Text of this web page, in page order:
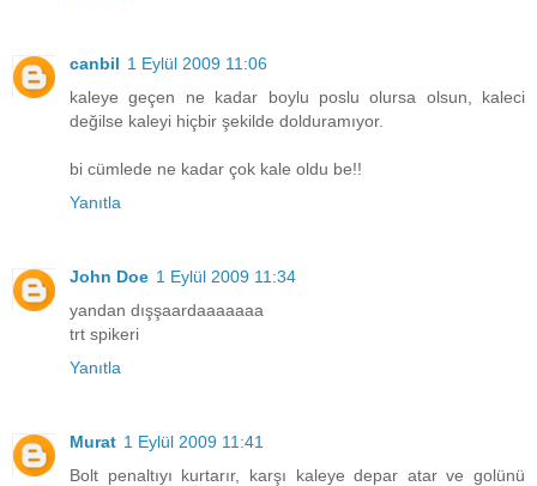
canbil 1 Eylül 2009 11:06
kaleye geçen ne kadar boylu poslu olursa olsun, kaleci
değilse kaleyi hiçbir şekilde dolduramıyor.
bi cümlede ne kadar çok kale oldu be!!
Yanıtla
John Doe 1 Eylül 2009 11:34
yandan dışşaardaaaaaaa
trt spikeri
Yanıtla
Murat 1 Eylül 2009 11:41
Bolt penaltıyı kurtarır, karşı kaleye depar atar ve golünü